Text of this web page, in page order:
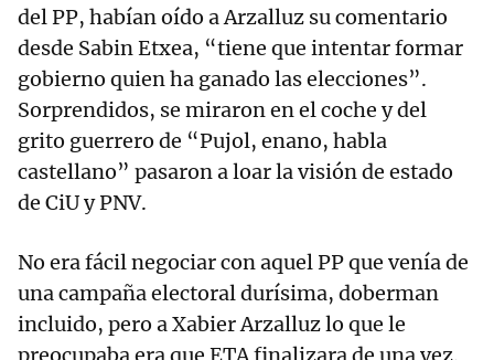
del PP, habían oído a Arzalluz su comentario
desde Sabin Etxea, “tiene que intentar formar
gobierno quien ha ganado las elecciones”.
Sorprendidos, se miraron en el coche y del
grito guerrero de “Pujol, enano, habla
castellano” pasaron a loar la visión de estado
de CiU y PNV.
No era fácil negociar con aquel PP que venía de
una campaña electoral durísima, doberman
incluido, pero a Xabier Arzalluz lo que le